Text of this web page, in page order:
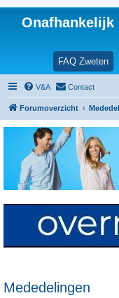
Onafhankelijk
FAQ Zweten
V&A Contact
Forumoverzicht
Mededelingen